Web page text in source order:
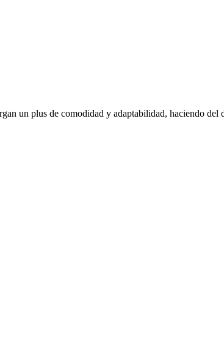
un plus de comodidad y adaptabilidad, haciendo del